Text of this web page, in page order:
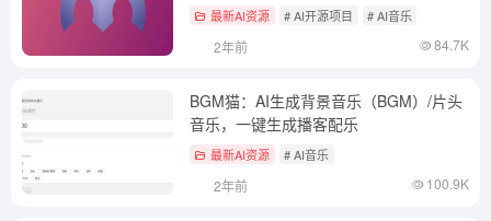
最新AI资源 # AI开源项目 # AI音乐
2年前 84.7K
BGM猫：AI生成背景音乐（BGM）/片头
音乐，一键生成播客配乐
最新AI资源 # AI音乐
2年前 100.9K